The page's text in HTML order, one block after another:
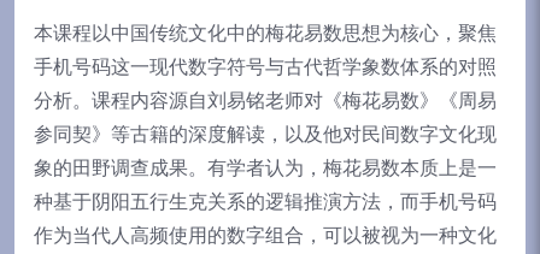
本课程以中国传统文化中的梅花易数思想为核心，聚焦
手机号码这一现代数字符号与古代哲学象数体系的对照
分析。课程内容源自刘易铭老师对《梅花易数》《周易
参同契》等古籍的深度解读，以及他对民间数字文化现
象的田野调查成果。有学者认为，梅花易数本质上是一
种基于阴阳五行生克关系的逻辑推演方法，而手机号码
作为当代人高频使用的数字组合，可以被视为一种文化